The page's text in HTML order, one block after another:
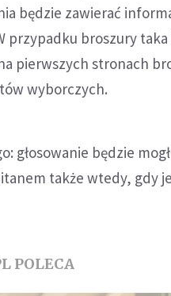
będzie zawierać
przypadku broszury
pierwszych stronach
wyborczych.
głosowanie będzie
także wtedy, gdy
POLECA